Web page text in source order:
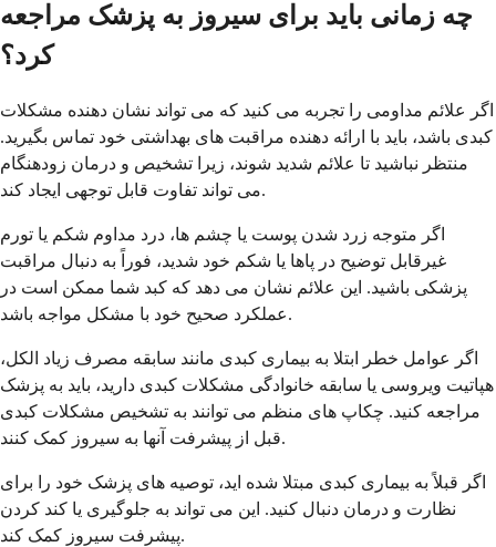
چه زمانی باید برای سیروز به پزشک مراجعه
کرد؟
اگر علائم مداومی را تجربه می کنید که می تواند نشان دهنده مشکلات
کبدی باشد، باید با ارائه دهنده مراقبت های بهداشتی خود تماس بگیرید.
منتظر نباشید تا علائم شدید شوند، زیرا تشخیص و درمان زودهنگام
می تواند تفاوت قابل توجهی ایجاد کند.
اگر متوجه زرد شدن پوست یا چشم ها، درد مداوم شکم یا تورم
غیرقابل توضیح در پاها یا شکم خود شدید، فوراً به دنبال مراقبت
پزشکی باشید. این علائم نشان می دهد که کبد شما ممکن است در
عملکرد صحیح خود با مشکل مواجه باشد.
اگر عوامل خطر ابتلا به بیماری کبدی مانند سابقه مصرف زیاد الکل،
هپاتیت ویروسی یا سابقه خانوادگی مشکلات کبدی دارید، باید به پزشک
مراجعه کنید. چکاپ های منظم می توانند به تشخیص مشکلات کبدی
قبل از پیشرفت آنها به سیروز کمک کنند.
اگر قبلاً به بیماری کبدی مبتلا شده اید، توصیه های پزشک خود را برای
نظارت و درمان دنبال کنید. این می تواند به جلوگیری یا کند کردن
پیشرفت سیروز کمک کند.